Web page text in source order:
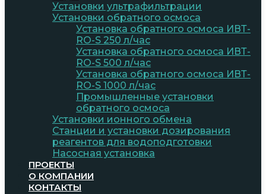
Установки ультрафильтрации
Установки обратного осмоса
Установка обратного осмоса ИВТ-
RO-S 250 л/час
Установка обратного осмоса ИВТ-
RO-S 500 л/час
Установка обратного осмоса ИВТ-
RO-S 1000 л/час
Промышленные установки
обратного осмоса
Установки ионного обмена
Станции и установки дозирования
реагентов для водоподготовки
Насосная установка
ПРОЕКТЫ
О КОМПАНИИ
КОНТАКТЫ